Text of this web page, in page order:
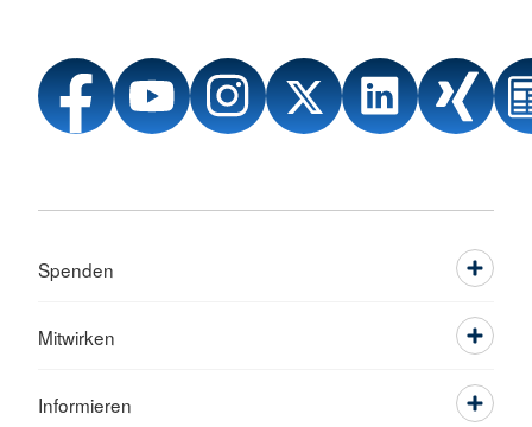
Spenden
Mitwirken
Informieren